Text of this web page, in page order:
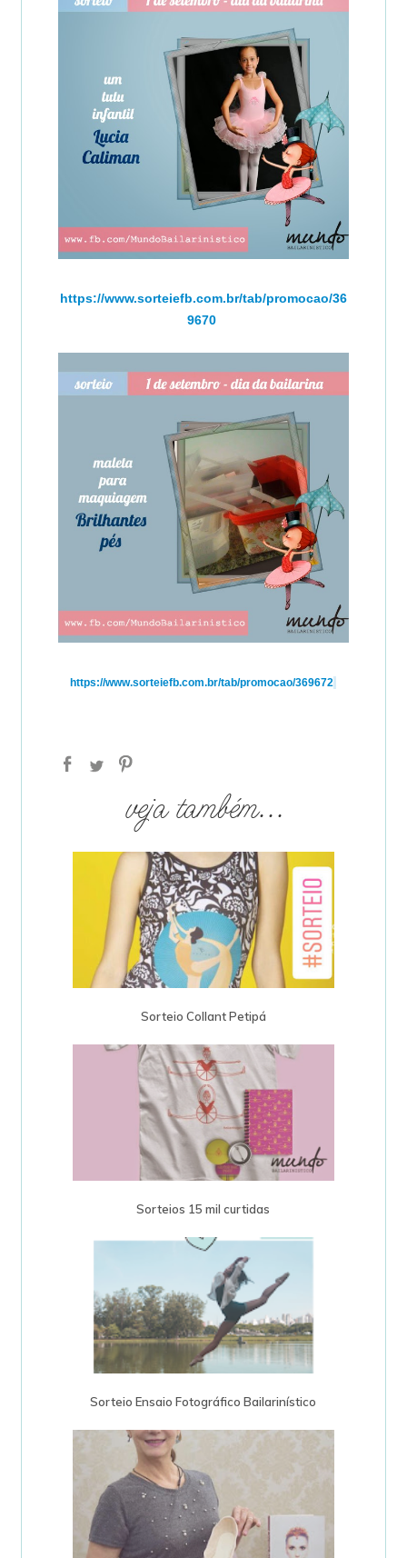
https://www.sorteiefb.com.br/tab/promocao/36
9670
https://www.sorteiefb.com.br/tab/promocao/369672
veja também...
Sorteio Collant Petipá
Sorteios 15 mil curtidas
Sorteio Ensaio Fotográfico Bailarinístico